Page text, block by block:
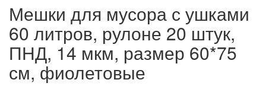
Мешки для мусора с ушками
60 литров, рулоне 20 штук,
ПНД, 14 мкм, размер 60*75
см, фиолетовые